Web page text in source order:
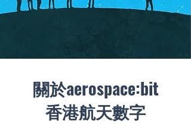
關於aerospace:bit
香港航天數字